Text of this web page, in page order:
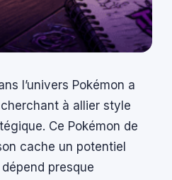
l’univers Pokémon a
à allier style
Ce Pokémon de
cache un potentiel
presque